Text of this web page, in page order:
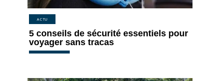
ACTU
5 conseils de sécurité essentiels pour
voyager sans tracas